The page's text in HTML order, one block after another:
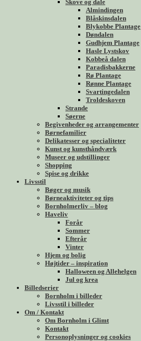
Skove og dale
Almindingen
Blåskinsdalen
Blykobbe Plantage
Døndalen
Gudhjem Plantage
Hasle Lystskov
Kobbeå dalen
Paradisbakkerne
Rø Plantage
Rønne Plantage
Svartingedalen
Troldeskoven
Strande
Søerne
Begivenheder og arrangementer
Børnefamilier
Delikatesser og specialiteter
Kunst og kunsthåndværk
Museer og udstillinger
Shopping
Spise og drikke
Livsstil
Bøger og musik
Børneaktiviteter og tips
Bornholmerliv – blog
Haveliv
Forår
Sommer
Efterår
Vinter
Hjem og bolig
Højtider – inspiration
Halloween og Allehelgen
Jul og krea
Billedserier
Bornholm i billeder
Livsstil i billeder
Om / Kontakt
Om Bornholm i Glimt
Kontakt
Personoplysninger og cookies